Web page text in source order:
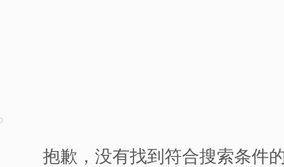
抱歉，没有找到符合搜索条件